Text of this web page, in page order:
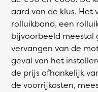
aard van de klus. Het
rolluikband, een
bijvoorbeeld meestal
vervangen van de
geval van het
de prijs afhankelijk
de voorrijkosten,